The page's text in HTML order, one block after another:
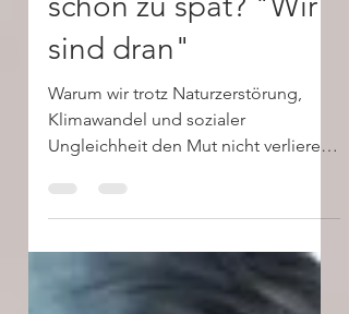
Ist eh nicht alles
schon zu spät? "Wir
sind dran"
Warum wir trotz Naturzerstörung,
Klimawandel und sozialer